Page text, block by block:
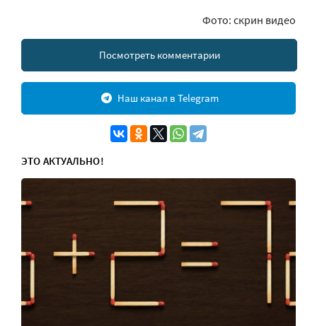
Фото: скрин видео
Посмотреть комментарии
Наш канал в Telegram
ЭТО АКТУАЛЬНО!